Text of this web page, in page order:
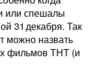
или спешалы
31 декабря. Так
можно назвать
фильмов ТНТ (и